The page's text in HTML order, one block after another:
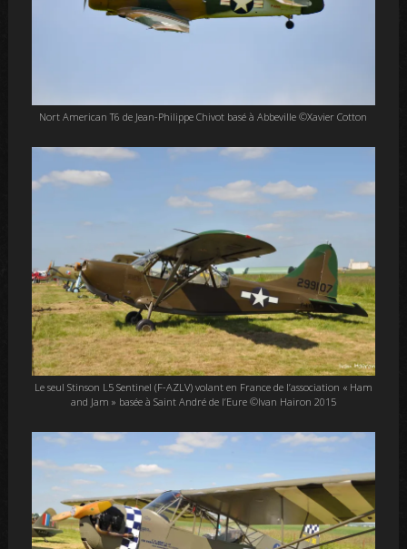
Nort American T6 de Jean-Philippe Chivot basé à Abbeville ©Xavier Cotton
Le seul Stinson L5 Sentinel (F-AZLV) volant en France de l’association « Ham
and Jam » basée à Saint André de l’Eure ©Ivan Hairon 2015